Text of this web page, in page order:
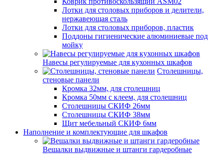
Лотки для столовых приборов и делители,
нержавеющая сталь
Лотки для столовых приборов, пластик
Поддоны гигиенические алюминиевые под
мойку
Навесы регулируемые для кухонных шкафов
Столешницы,
стеновые панели
Кромка 32мм, для столешниц
Кромка 50мм с клеем, для столешниц
Столешницы СКИФ 26мм
Столешницы СКИФ 38мм
Щит мебельный СКИФ 6мм
Наполнение и комплектующие для шкафов
Вешалки выдвижные и штанги гардеробные